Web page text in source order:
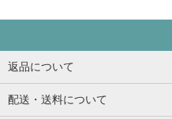
返品について
配送・送料について